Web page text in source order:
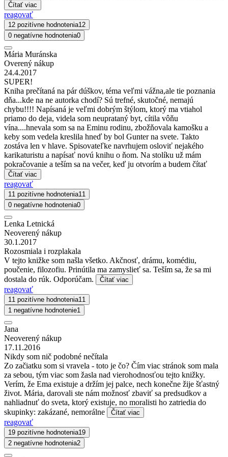
Čítať viac
reagovať
12 pozitívne hodnotenia12
0 negatívne hodnotenia0
Mária Muránska
Overený nákup
24.4.2017
SUPER!
Kniha prečítaná na pár dúškov, téma veľmi vážna,ale tie poznania
dňa...kde na ne autorka chodí? Sú trefné, skutočné, nemajú
chybu!!!! Napísaná je veľmi dobrým štýlom, ktorý ma vtiahol
priamo do deja, videla som neuprataný byt, cítila vôňu
vína....hnevala som sa na Eminu rodinu, zbožňovala kamošku a
keby som vedela kreslila hneď by bol Gunter na svete. Takto
zostáva len v hlave. Spisovateľke navrhujem osloviť nejakého
karikaturistu a napísať novú knihu o ňom. Na stolíku už mám
pokračovanie a teším sa na večer, keď ju otvorím a budem čítať
Čítať viac
reagovať
11 pozitívne hodnotenia11
0 negatívne hodnotenia0
Lenka Letnická
Neoverený nákup
30.1.2017
Rozosmiala i rozplakala
V tejto knižke som našla všetko. Akčnosť, drámu, komédiu,
poučenie, filozofiu. Prinútila ma zamyslieť sa. Teším sa, že sa mi
dostala do rúk. Odporúčam.
Čítať viac
reagovať
11 pozitívne hodnotenia11
1 negatívne hodnotenie1
Jana
Neoverený nákup
17.11.2016
Nikdy som nič podobné nečítala
Zo začiatku som si vravela - toto je čo? Čím viac stránok som mala
za sebou, tým viac som žasla nad vierohodnosťou tejto knižky.
Verím, že Ema existuje a držím jej palce, nech konečne žije šťastný
život. Mária, darovali ste nám možnosť zbaviť sa predsudkov a
nahliadnuť do sveta, ktorý existuje, no moralisti ho zatriedia do
skupinky: zakázané, nemorálne
Čítať viac
reagovať
19 pozitívne hodnotenia19
2 negatívne hodnotenia2